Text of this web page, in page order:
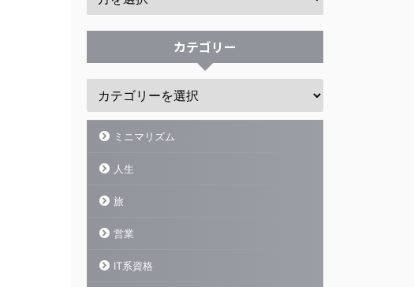
カテゴリー
ミニマリズム
人生
旅
営業
IT系資格